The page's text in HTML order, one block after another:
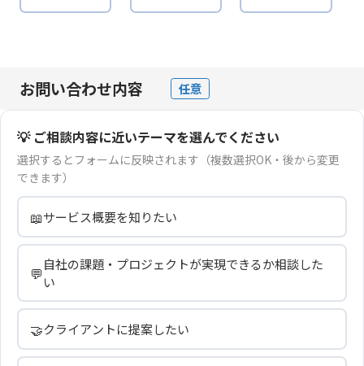
お問い合わせ内容 任意
💡 ご相談内容に近いテーマを選んでください
選択するとフォームに反映されます（複数選択OK・後から変更
できます）
📖サービス概要を知りたい
💬自社の課題・プロジェクトが実現できるか相談した
い
🤝クライアントに提案したい